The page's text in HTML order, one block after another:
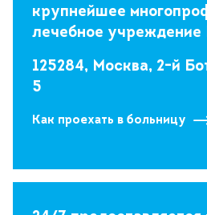
крупнейшее
лечебное учреждение
125284, Москва, 2-й
5
Как проехать в больницу